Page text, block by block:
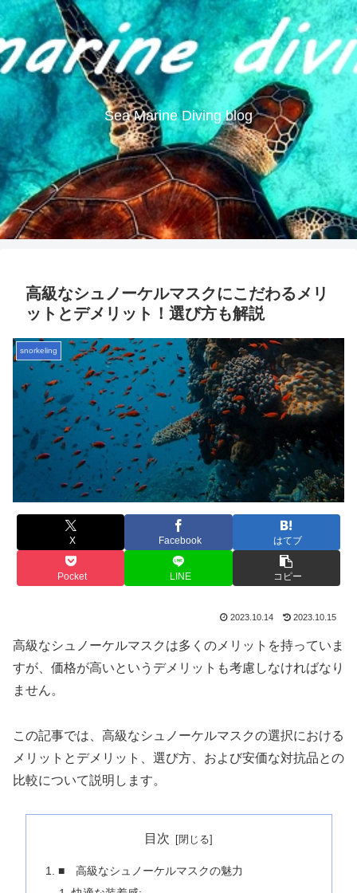
Sea Marine Diving blog
高級なシュノーケルマスクにこだわるメリ
ットとデメリット！選び方も解説
snorkeling
X Facebook はてブ
Pocket LINE コピー
2023.10.14 2023.10.15
高級なシュノーケルマスクは多くのメリットを持っていま
すが、価格が高いというデメリットも考慮しなければなり
ません。
この記事では、高級なシュノーケルマスクの選択における
メリットとデメリット、選び方、および安価な対抗品との
比較について説明します。
目次
■ 高級なシュノーケルマスクの魅力